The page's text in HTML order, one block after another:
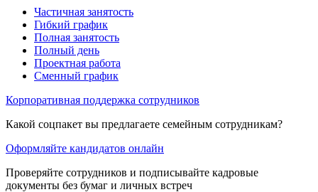
Частичная занятость
Гибкий график
Полная занятость
Полный день
Проектная работа
Сменный график
Корпоративная поддержка сотрудников
Какой соцпакет вы предлагаете семейным сотрудникам?
Оформляйте кандидатов онлайн
Проверяйте сотрудников и подписывайте кадровые
документы без бумаг и личных встреч